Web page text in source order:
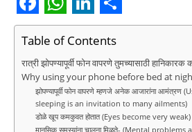
F
a
c
e
W
h
a
t
s
L
i
n
k
e
S
h
a
r
e
Table of Contents
रात्री झोपण्यापूर्वी फोन वापरणे तुमच्यासाठी
Why using your phone before bed at
झोपण्यापूर्वी फोन वापरणे म्हणजे अनेक आजारांना
sleeping is an invitation to many ailments)
डोळे खूप कमकुवत होतात (Eyes become very weak)
मानसिक समस्यांना चालना मिळते- (Mental